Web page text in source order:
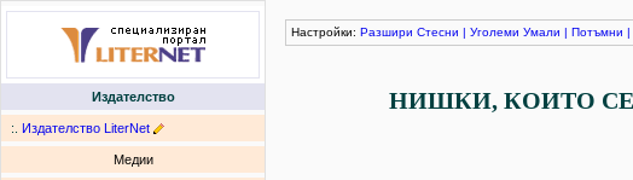
Издателство
:. Издателство LiterNet
Медии
Настройки: Разшири Стесни | Уголеми Умали | Потъмни |
НИШКИ, КОИТО СЕ